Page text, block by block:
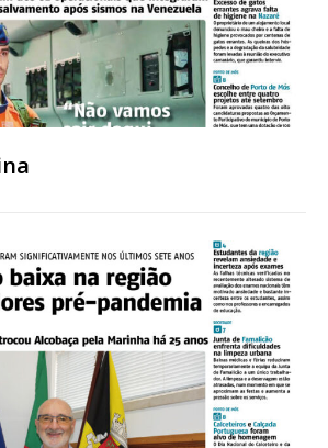
de Assinatura
Região de Cister e ajude-nos a manter este serviço
público!